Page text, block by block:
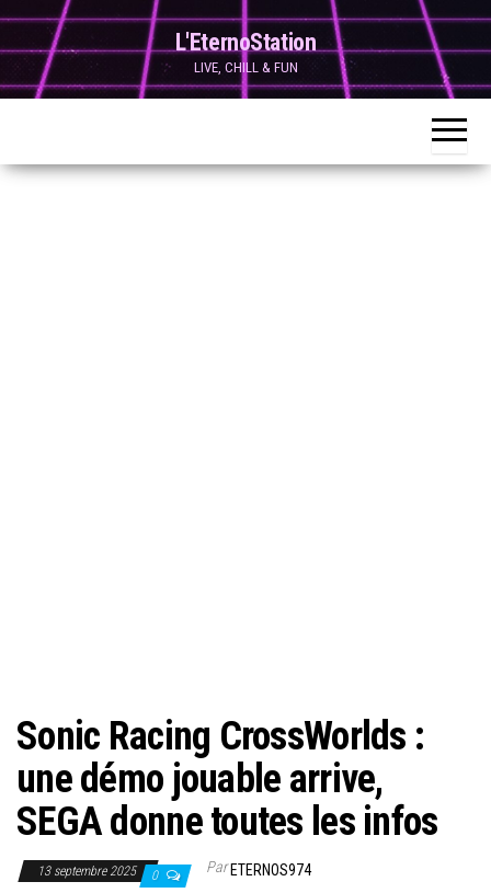
Skip
to
content
L'EternoStation
LIVE, CHILL & FUN
Sonic Racing CrossWorlds :
une démo jouable arrive,
SEGA donne toutes les infos
13 septembre 2025 0 ParETERNOS974